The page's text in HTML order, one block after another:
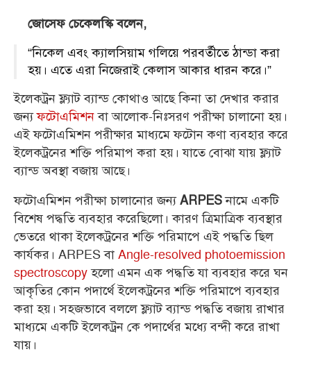
জোসেফ চেকেলস্কি বলেন,
“নিকেল এবং ক্যালসিয়াম গলিয়ে পরবর্তীতে ঠান্ডা করা
হয়। এতে এরা নিজেরাই কেলাস আকার ধারন করে।”
ইলেকট্রন ফ্ল্যাট ব্যান্ড কোথাও আছে কিনা তা দেখার করার
জন্যফটোএমিশনবা আলোক-নিঃসরণ পরীক্ষা চালানো হয়।
এই ফটোএমিশন পরীক্ষার মাধ্যমে ফটোন কণা ব্যবহার করে
ইলেকট্রনের শক্তি পরিমাপ করা হয়। যাতে বোঝা যায় ফ্ল্যাট
ব্যান্ড অবস্থা বজায় আছে।
ফটোএমিশন পরীক্ষা চালানোর জন্যARPESনামে একটি
বিশেষ পদ্ধতি ব্যবহার করেছিলো। কারণ ত্রিমাত্রিক ব্যবস্থার
ভেতরে থাকা ইলেকট্রনের শক্তি পরিমাপে এই পদ্ধতি ছিল
কার্যকর। ARPES বা Angle-resolved photoemission
spectroscopyহলো এমন এক পদ্ধতি যা ব্যবহার করে ঘন
আকৃতির কোন পদার্থে ইলেকট্রনের শক্তি পরিমাপে ব্যবহার
করা হয়।সহজভাবে বললে ফ্ল্যাট ব্যান্ড পদ্ধতি বজায় রাখার
মাধ্যমে একটি ইলেকট্রন কে পদার্থের মধ্যে বন্দী করে রাখা
যায়।